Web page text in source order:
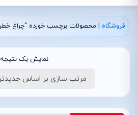
فروشگاه | محصولات برچسب خورده "چراغ خطر کیا
نمایش یک نتیجه